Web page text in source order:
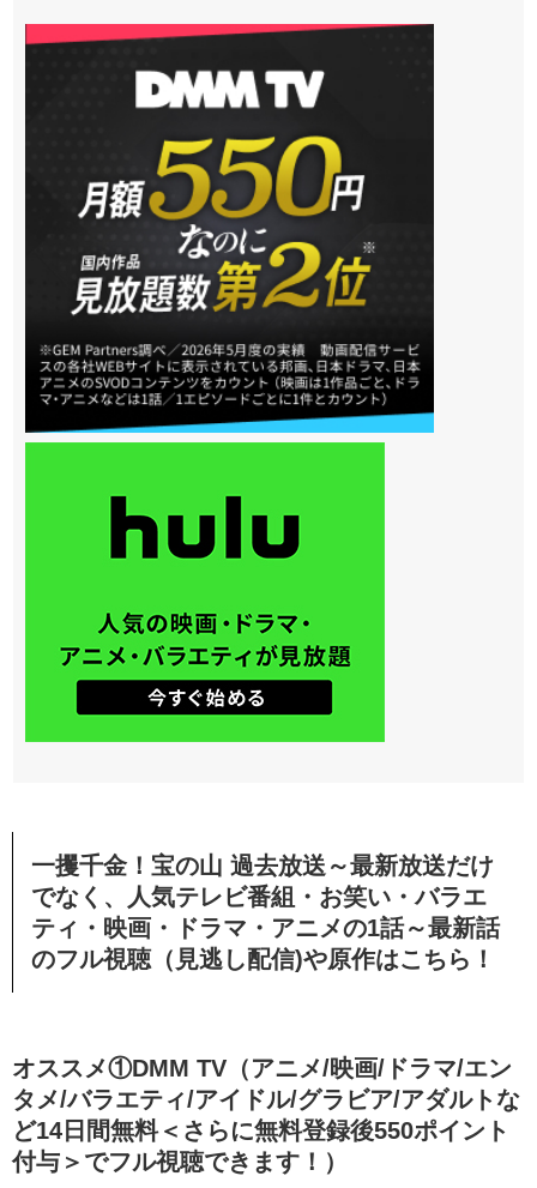
一攫千金！宝の山 過去放送～最新放送だけ
でなく、人気テレビ番組・お笑い・バラエ
ティ・映画・ドラマ・アニメの1話～最新話
のフル視聴（見逃し配信)や原作はこちら！
オススメ①DMM TV（アニメ/映画/ドラマ/エン
タメ/バラエティ/アイドル/グラビア/アダルトな
ど14日間無料＜さらに無料登録後550ポイント
付与＞でフル視聴できます！）